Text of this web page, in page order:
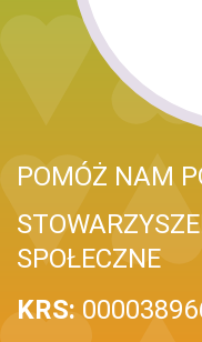
POMÓŻ NAM
SPOŁECZNE
KRS: